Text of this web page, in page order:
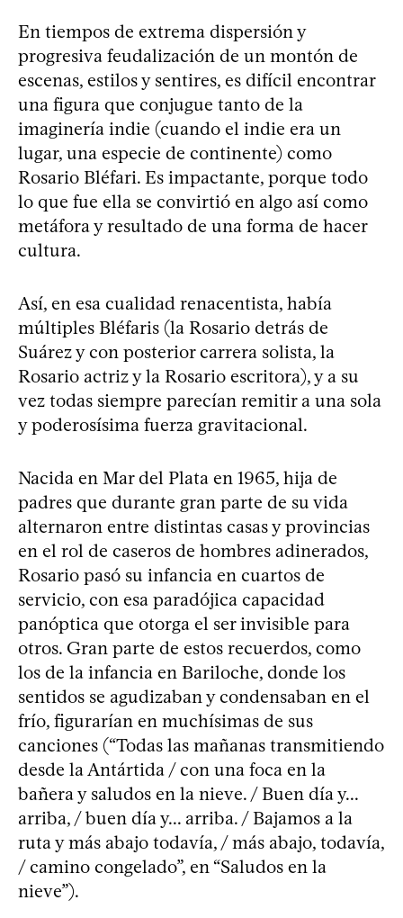
En tiempos de extrema dispersión y
progresiva feudalización de un montón de
escenas, estilos y sentires, es difícil encontrar
una figura que conjugue tanto de la
imaginería indie (cuando el indie era un
lugar, una especie de continente) como
Rosario Bléfari. Es impactante, porque todo
lo que fue ella se convirtió en algo así como
metáfora y resultado de una forma de hacer
cultura.
Así, en esa cualidad renacentista, había
múltiples Bléfaris (la Rosario detrás de
Suárez y con posterior carrera solista, la
Rosario actriz y la Rosario escritora), y a su
vez todas siempre parecían remitir a una sola
y poderosísima fuerza gravitacional.
Nacida en Mar del Plata en 1965, hija de
padres que durante gran parte de su vida
alternaron entre distintas casas y provincias
en el rol de caseros de hombres adinerados,
Rosario pasó su infancia en cuartos de
servicio, con esa paradójica capacidad
panóptica que otorga el ser invisible para
otros. Gran parte de estos recuerdos, como
los de la infancia en Bariloche, donde los
sentidos se agudizaban y condensaban en el
frío, figurarían en muchísimas de sus
canciones (“Todas las mañanas transmitiendo
desde la Antártida / con una foca en la
bañera y saludos en la nieve. / Buen día y...
arriba, / buen día y... arriba. / Bajamos a la
ruta y más abajo todavía, / más abajo, todavía,
/ camino congelado”, en “Saludos en la
nieve”).